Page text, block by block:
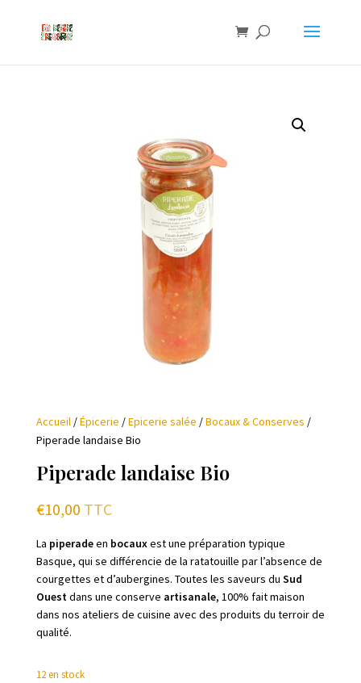
Accueil/Épicerie /Epicerie salée /Bocaux & Conserves /
Piperade landaise Bio
Piperade landaise Bio
€10,00 TTC
La piperadeen bocauxest une préparation typique
Basque, qui se différencie de la ratatouille par l’absence de
courgettes et d’aubergines. Toutes les saveurs du Sud
Ouestdans une conserve artisanale, 100% fait maison
dans nos ateliers de cuisine avec des produits du terroir de
qualité.
12 en stock